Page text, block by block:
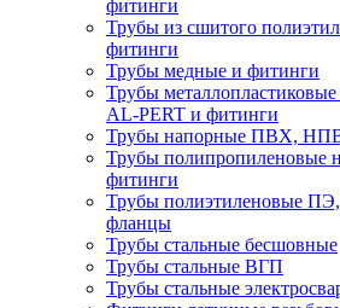
фитинги
Трубы из сшитого
фитинги
Трубы медные и фитинги
Трубы
AL-PERT и фитинги
Трубы напорные ПВХ,
Трубы полипропиленовые
фитинги
Трубы полиэтиленовые
фланцы
Трубы стальные бесшовные
Трубы стальные ВГП
Трубы стальные